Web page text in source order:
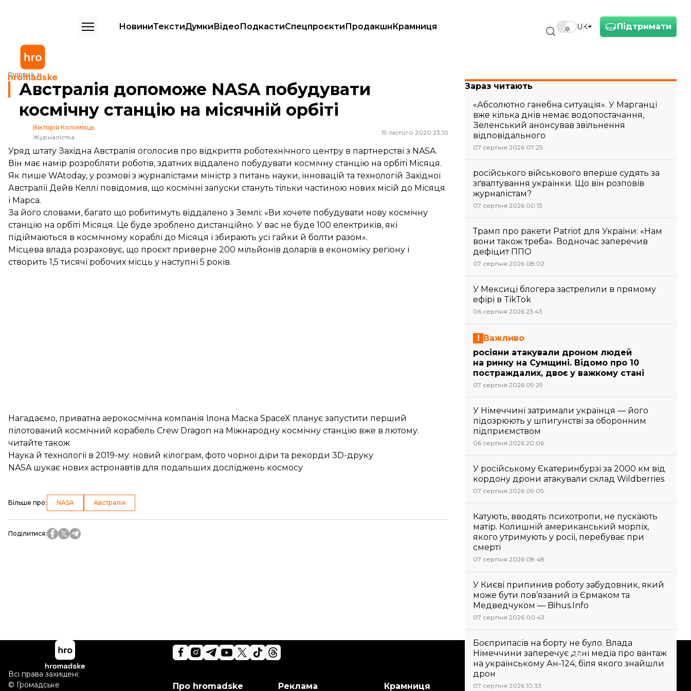
Підтримати
UK
НовиниТекстиДумкиВідеоПодкастиСпецпроєктиПродакшнКрамниця
Головна
Австралія допоможе NASA побудувати космічну станцію на місячній орбіті
Австралія допоможе NASA побудувати
космічну станцію на місячній орбіті
Вікторія Коломієць
Журналістка
19 лютого 2020 23:10
Уряд штату Західна Австралія оголосив про відкриття роботехнічного центру в партнерстві з NASA.
Він має намір розробляти роботів, здатних віддалено побудувати космічну станцію на орбіті Місяця.
Як пише WAtoday, у розмові з журналістами міністр з питань науки, інновацій та технологій Західної
Австралії Дейв Келлі повідомив, що космічні запуски стануть тільки частиною нових місій до Місяця
і Марса.
За його словами, багато що робитимуть віддалено з Землі: «Ви хочете побудувати нову космічну
станцію на орбіті Місяця. Це буде зроблено дистанційно. У вас не буде 100 електриків, які
підіймаються в космічному кораблі до Місяця і збирають усі гайки й болти разом».
Місцева влада розраховує, що проєкт приверне 200 мільйонів доларів в економіку регіону і
створить 1,5 тисячі робочих місць у наступні 5 років.
Нагадаємо, приватна аерокосмічна компанія Ілона Маска SpaceX планує запустити перший
пілотований космічний корабель Crew Dragon на Міжнародну космічну станцію вже в лютому.
читайте також
Наука й технології в 2019-му: новий кілограм, фото чорної діри та рекорди 3D-друку
NASA шукає нових астронавтів для подальших досліджень космосу
Більше про: NASA Австралія
Поділитися:
Зараз читають
«Абсолютно ганебна ситуація». У Марганці
вже кілька днів немає водопостачання,
Зеленський анонсував звільнення
відповідального
07 серпня 2026 07:25
російського військового вперше судять за
зґвалтування українки. Що він розповів
журналістам?
07 серпня 2026 00:13
Трамп про ракети Patriot для України: «Нам
вони також треба». Водночас заперечив
дефіцит ППО
07 серпня 2026 08:02
У Мексиці блогера застрелили в прямому
ефірі в TikTok
06 серпня 2026 23:43
Важливо
росіяни атакували дроном людей
на ринку на Сумщині. Відомо про 10
постраждалих, двоє у важкому стані
07 серпня 2026 09:29
У Німеччині затримали українця — його
підозрюють у шпигунстві за оборонним
підприємством
06 серпня 2026 20:06
У російському Єкатеринбурзі за 2000 км від
кордону дрони атакували склад Wildberries
07 серпня 2026 09:05
Катують, вводять психотропи, не пускають
матір. Колишній американський морпіх,
якого утримують у росії, перебуває при
смерті
07 серпня 2026 08:48
У Києві припинив роботу забудовник, який
може бути пов’язаний із Єрмаком та
Медведчуком — Bihus.Info
07 серпня 2026 00:43
Боєприпасів на борту не було. Влада
Німеччини заперечує дані медіа про вантаж
на українському Ан-124, біля якого знайшли
дрон
07 серпня 2026 10:33
Підтримати
Підтримай hromadske.
Про hromadske Реклама Крамниця
Всі права захищені:
© Громадське